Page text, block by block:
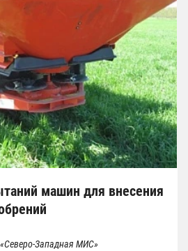
машин для внесения
Западная МИС»